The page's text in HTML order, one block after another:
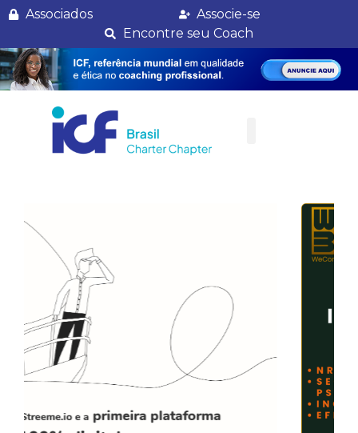
Associados
Associe-se
Encontre seu Coach